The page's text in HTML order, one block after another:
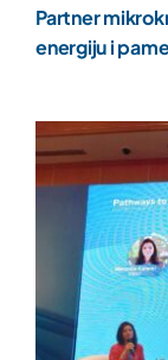
Partner
energiju i